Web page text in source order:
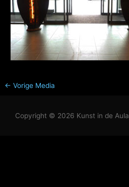
← Vorige Media
Copyright © 2026 Kunst in de Aula